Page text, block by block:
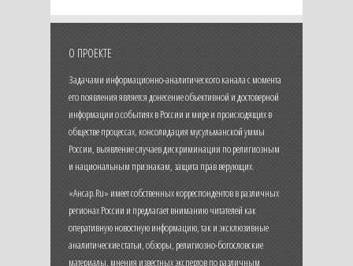
О ПРОЕКТЕ
Задачами информационно-аналитического канала с момента
его появления является донесение объективной и достоверной
информации о событиях в России и мире и происходящих в
обществе процессах, консолидация мусульманской уммы
России, выявление случаев дискриминации по религиозным
и национальным признакам, защита прав верующих.
«Ансар.Ru» имеет собственных корреспондентов в различных
регионах России и предлагает вниманию читателей как
оперативную новостную информацию, так и эксклюзивные
аналитические статьи, обзоры, религиозно-богословские
материалы, мнения известных экспертов по различным